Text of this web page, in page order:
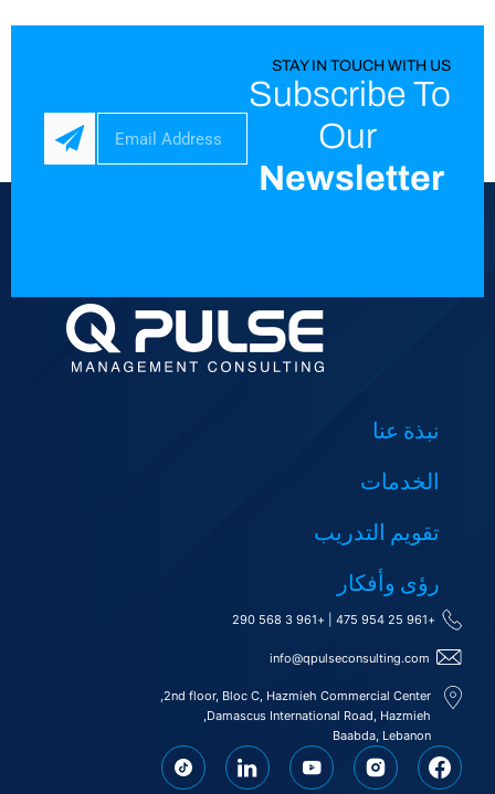
STAY IN TOUCH WITH US
Subscribe To
Our
Newsletter
نبذة عنا
الخدمات
تقويم التدريب
رؤى وأفكار
+961 25 954 475
+961 3 568 290
info@qpulseconsulting.com